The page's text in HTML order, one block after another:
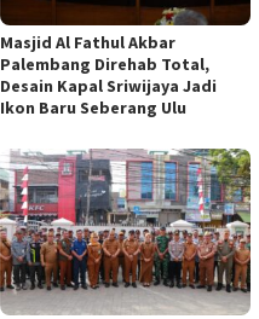
Masjid Al Fathul Akbar
Palembang Direhab Total,
Desain Kapal Sriwijaya Jadi
Ikon Baru Seberang Ulu